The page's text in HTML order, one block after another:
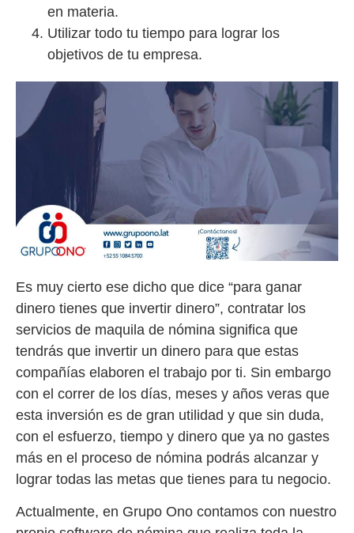
en materia.
Utilizar todo tu tiempo para lograr los
objetivos de tu empresa.
Es muy cierto ese dicho que dice “para ganar
dinero tienes que invertir dinero”, contratar los
servicios de maquila de nómina significa que
tendrás que invertir un dinero para que estas
compañías elaboren el trabajo por ti. Sin embargo
con el correr de los días, meses y años veras que
esta inversión es de gran utilidad y que sin duda,
con el esfuerzo, tiempo y dinero que ya no gastes
más en el proceso de nómina podrás alcanzar y
lograr todas las metas que tienes para tu negocio.
Actualmente, en Grupo Ono contamos con nuestro